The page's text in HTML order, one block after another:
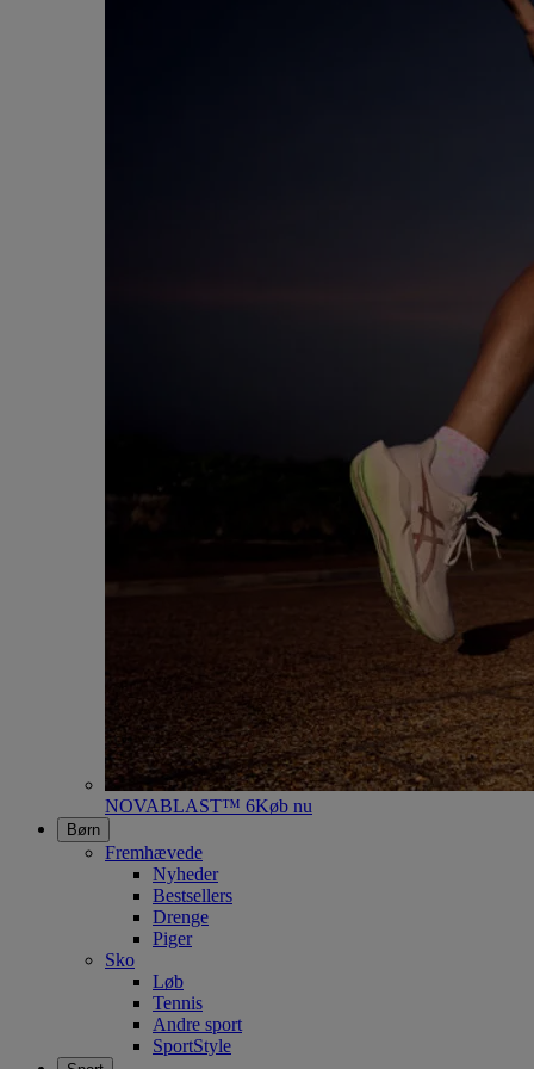
NOVABLAST™ 6Køb nu
Børn
Fremhævede
Nyheder
Bestsellers
Drenge
Piger
Sko
Løb
Tennis
Andre sport
SportStyle